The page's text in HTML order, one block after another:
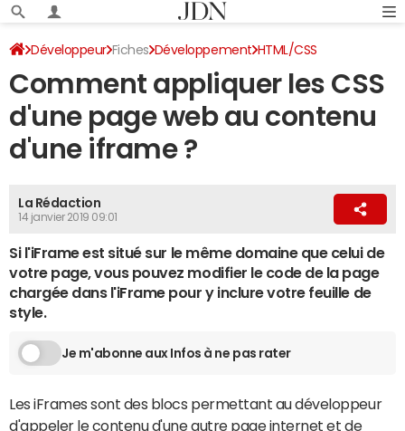
Développeur Fiches Développement HTML/CSS
Comment appliquer les CSS
d'une page web au contenu
d'une iframe ?
La Rédaction
14 janvier 2019 09:01
Si l'iFrame est situé sur le même domaine que celui de
votre page, vous pouvez modifier le code de la page
chargée dans l'iFrame pour y inclure votre feuille de
style.
Je m'abonne aux Infos à ne pas rater
Les iFrames sont des blocs permettant au développeur
d'appeler le contenu d'une autre page internet et de